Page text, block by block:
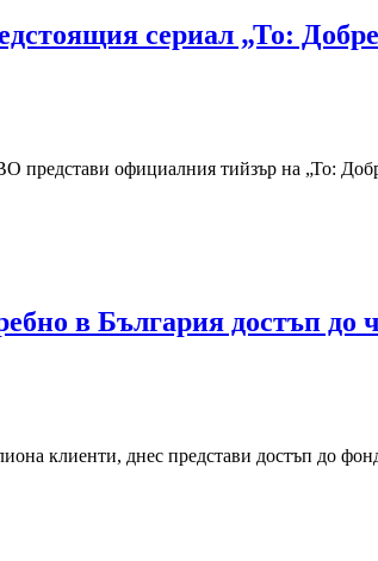
сериал „То:
представи официалния тийзър на „То:
в България достъп
клиенти, днес представи достъп до